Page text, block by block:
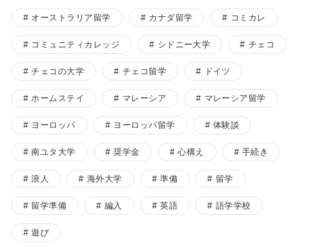
オーストラリア留学 カナダ留学 コミカレ
コミュニティカレッジ シドニー大学 チェコ
チェコの大学 チェコ留学 ドイツ
ホームステイ マレーシア マレーシア留学
ヨーロッパ ヨーロッパ留学 体験談
南ユタ大学 奨学金 心構え 手続き
浪人 海外大学 準備 留学
留学準備 編入 英語 語学学校
遊び